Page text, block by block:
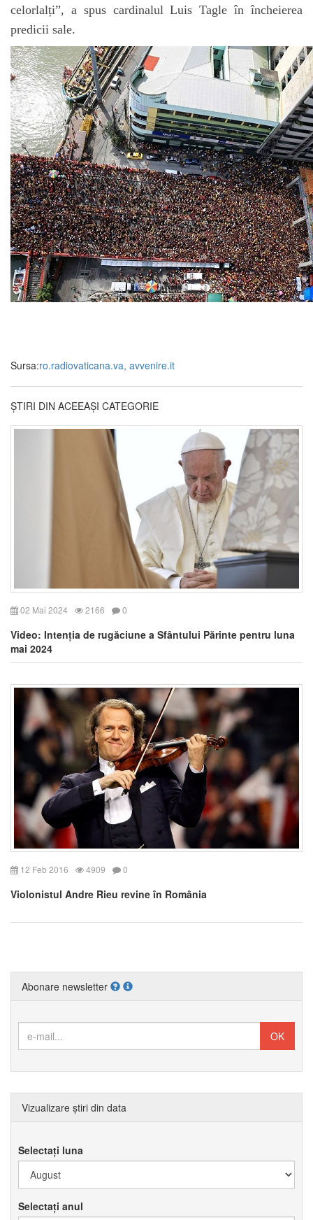
celorlalți”, a spus cardinalul Luis Tagle în încheierea
predicii sale.
Sursa:ro.radiovaticana.va, avvenire.it
ȘTIRI DIN ACEEAȘI CATEGORIE
02 Mai 2024 2166 0
Video: Intenția de rugăciune a Sfântului Părinte pentru luna
mai 2024
12 Feb 2016 4909 0
Violonistul Andre Rieu revine în România
Abonare newsletter
Vizualizare știri din data
Selectați luna
Selectați anul